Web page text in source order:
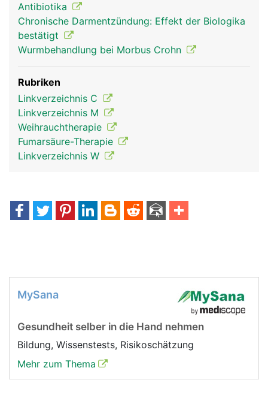
Antibiotika
Chronische Darmentzündung: Effekt der Biologika
bestätigt
Wurmbehandlung bei Morbus Crohn
Rubriken
Linkverzeichnis C
Linkverzeichnis M
Weihrauchtherapie
Fumarsäure-Therapie
Linkverzeichnis W
MySana
Gesundheit selber in die Hand nehmen
Bildung, Wissenstests, Risikoschätzung
Mehr zum Thema